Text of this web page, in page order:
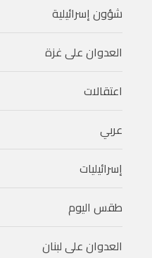
شؤون إسرائيلية
العدوان على غزة
اعتقالات
عربي
إسرائيليات
طقس اليوم
العدوان على لبنان